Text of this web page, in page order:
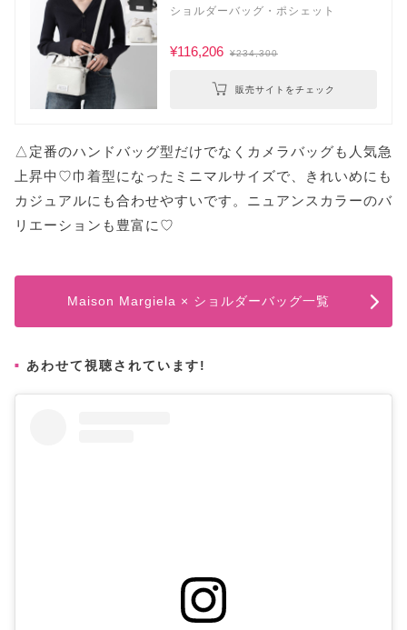
ショルダーバッグ・ポシェット
¥116,206 ¥234,300
販売サイトをチェック
△定番のハンドバッグ型だけでなくカメラバッグも人気急
上昇中♡巾着型になったミニマルサイズで、きれいめにも
カジュアルにも合わせやすいです。ニュアンスカラーのバ
リエーションも豊富に♡
Maison Margiela × ショルダーバッグ一覧
あわせて視聴されています!